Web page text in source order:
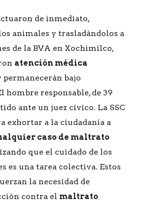
de inmediato,
animales y trasladándolos a
de la BVA en Xochimilco,
atención médica
permanecerán bajo
hombre responsable, de 39
ante un juez cívico. La SSC
exhortar a la ciudadanía a
caso de maltrato
que el cuidado de los
es una tarea colectiva. Estos
la necesidad de
contra el maltrato